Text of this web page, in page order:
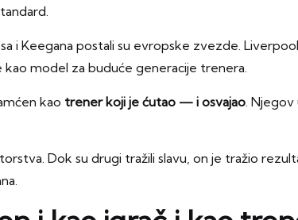
i Keegana postali su evropske zvezde.
model za buduće generacije trenera.
kao trener koji je ćutao — i osvajao. Njegov
Dok su drugi tražili slavu, on je tražio